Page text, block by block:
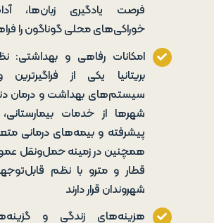
فرصت یادگیری زبان‌ها،
خوراکی‌های محلی گوناگون را
امکانات رفاهی و بهداشتی:
بریتانیا یکی از فراگیرترین
سیستم‌های بهداشت و درمان
شهرها از خدمات بیمارستانی،
پیشرفته و بیمه‌های درمانی
همچنین در زمینه حمل‌ونقل
قطار و مترو با نظم
شهروندان قرار دارند
هزینه‌های زندگی و